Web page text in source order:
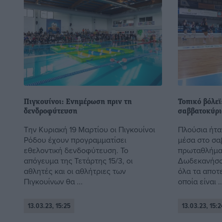
Πιγκουίνοι: Ενημέρωση πριν τη
δενδροφύτευση
Την Κυριακή 19 Μαρτίου οι Πιγκουίνοι
Ρόδου έχουν προγραμματίσει
εθελοντική δενδοφύτευση. Το
απόγευμα της Τετάρτης 15/3, οι
αθλητές και οι αθλήτριες των
Πιγκουίνων θα ...
13.03.23, 15:25
Τοπικό
Πλούσια
μέσα στο
όλα τα
οποία είναι
13.03.23,